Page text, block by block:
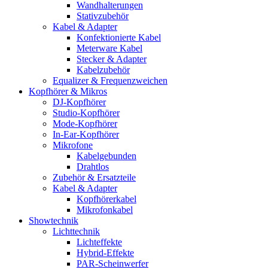
Wandhalterungen
Stativzubehör
Kabel & Adapter
Konfektionierte Kabel
Meterware Kabel
Stecker & Adapter
Kabelzubehör
Equalizer & Frequenzweichen
Kopfhörer & Mikros
DJ-Kopfhörer
Studio-Kopfhörer
Mode-Kopfhörer
In-Ear-Kopfhörer
Mikrofone
Kabelgebunden
Drahtlos
Zubehör & Ersatzteile
Kabel & Adapter
Kopfhörerkabel
Mikrofonkabel
Showtechnik
Lichttechnik
Lichteffekte
Hybrid-Effekte
PAR-Scheinwerfer